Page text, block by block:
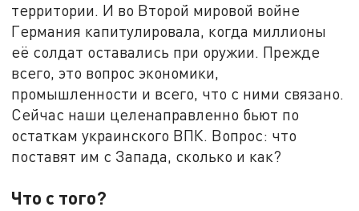
территории. И во Второй мировой войне
Германия капитулировала, когда миллионы
её солдат оставались при оружии. Прежде
всего, это вопрос экономики,
промышленности и всего, что с ними связано.
Сейчас наши целенаправленно бьют по
остаткам украинского ВПК. Вопрос: что
поставят им с Запада, сколько и как?
Что с того?